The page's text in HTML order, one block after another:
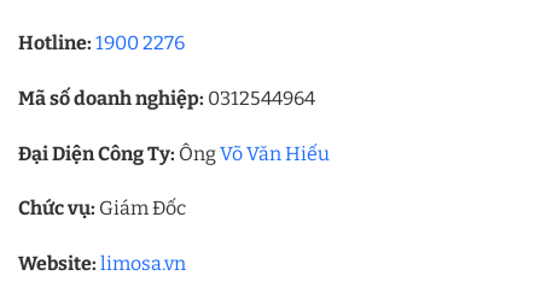
Hotline: 1900 2276
Mã số doanh nghiệp: 0312544964
Đại Diện Công Ty: ÔngVõ Văn Hiếu
Chức vụ: Giám Đốc
Website: limosa.vn